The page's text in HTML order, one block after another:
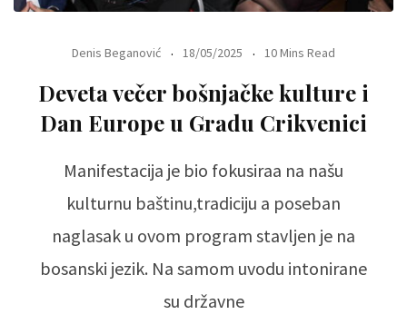
Denis Beganović 18/05/2025 10 Mins Read
Deveta večer bošnjačke kulture i
Dan Europe u Gradu Crikvenici
Manifestacija je bio fokusiraa na našu
kulturnu baštinu,tradiciju a poseban
naglasak u ovom program stavljen je na
bosanski jezik. Na samom uvodu intonirane
su državne